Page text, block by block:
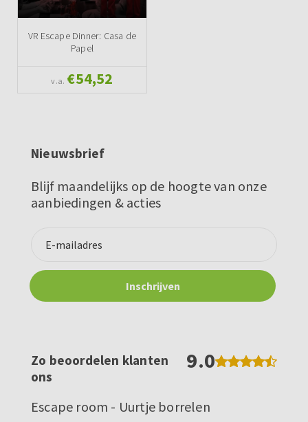
VR Escape Dinner: Casa de
Papel
v.a. €54,52
Nieuwsbrief
Blijf maandelijks op de hoogte van onze
aanbiedingen & acties
Zo beoordelen klanten
ons
9.0
Escape room - Uurtje borrelen